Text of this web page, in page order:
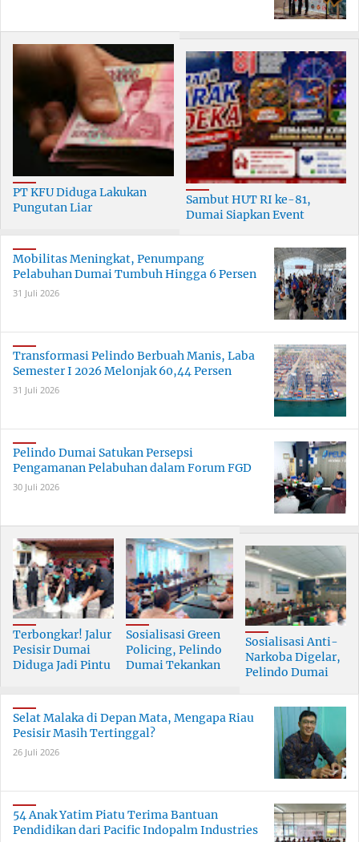
PT KFU Diduga Lakukan
Pungutan Liar
Dumai
Sambut HUT RI ke-81,
Dumai Siapkan Event
Mobilitas Meningkat, Penumpang
Pelabuhan Dumai Tumbuh Hingga 6 Persen
31 Juli 2026
Transformasi Pelindo Berbuah Manis, Laba
Semester I 2026 Melonjak 60,44 Persen
31 Juli 2026
Pelindo Dumai Satukan Persepsi
Pengamanan Pelabuhan dalam Forum FGD
30 Juli 2026
Terbongkar! Jalur
Pesisir Dumai
Diduga Jadi Pintu
Skala Besar
Sosialisasi Green
Policing, Pelindo
Dumai Tekankan
Bersama
Sosialisasi Anti-
Narkoba Digelar,
Pelindo Dumai
Selat Malaka di Depan Mata, Mengapa Riau
Pesisir Masih Tertinggal?
26 Juli 2026
54 Anak Yatim Piatu Terima Bantuan
Pendidikan dari Pacific Indopalm Industries